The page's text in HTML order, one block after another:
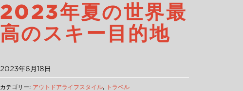
2023年夏の世界最
高のスキー目的地
2023年6月18日
カテゴリー: アウトドアライフスタイル, トラベル